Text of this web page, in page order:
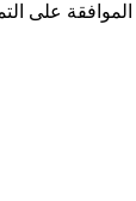
على